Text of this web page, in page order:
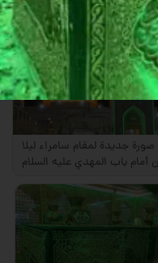
صورة جديدة لمقام سامراء ليلا
أمام باب المهدي عليه السلام